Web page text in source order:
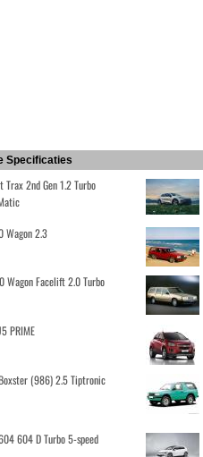
Specificaties
2nd Gen 1.2 Turbo
Wagon 2.3
Wagon Facelift 2.0 Turbo
PRIME
(986) 2.5 Tiptronic
604 D Turbo 5-speed